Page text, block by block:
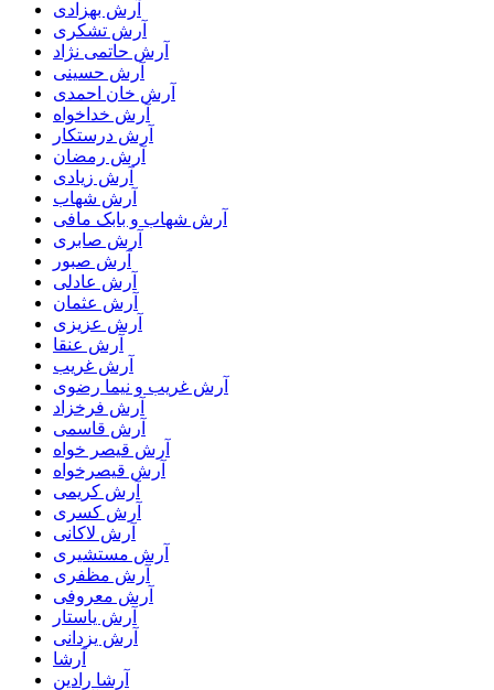
آرش بهزادی
آرش تشکری
آرش حاتمی نژاد
آرش حسینی
آرش خان احمدی
آرش خداخواه
آرش درستکار
آرش رمضان
آرش زیادی
آرش شهاب
آرش شهاب و بابک مافی
آرش صابری
آرش صبور
آرش عادلی
آرش عثمان
آرش عزیزی
آرش عنقا
آرش غریب
آرش غریب و نیما رضوی
آرش فرخزاد
آرش قاسمی
آرش قیصر خواه
آرش قیصرخواه
آرش کریمی
آرش کسری
آرش لاکانی
آرش مستشیری
آرش مظفری
آرش معروفی
آرش یاستار
آرش یزدانی
آرشا
آرشا رادین